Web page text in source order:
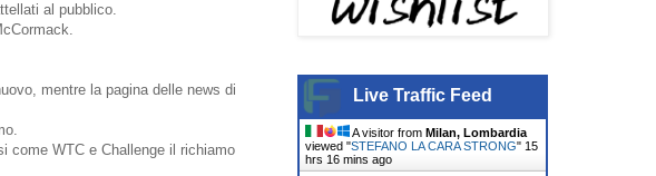
al pubblico.
mentre la pagina delle news di
come WTC e Challenge il richiamo
Live Traffic Feed
A visitor from Milan, Lombardia
viewed "STEFANO LA CARA STRONG" 15
hrs 16 mins ago